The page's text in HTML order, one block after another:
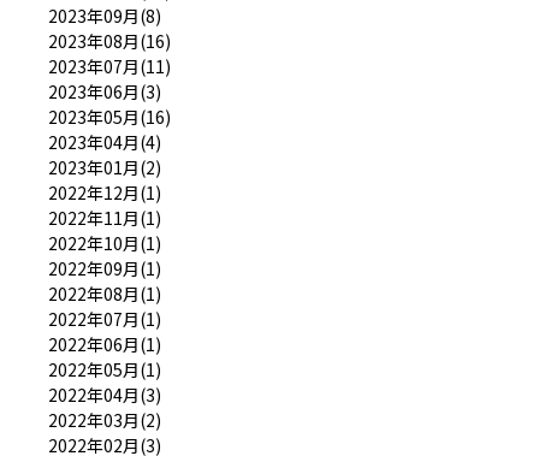
2023年09月(8)
2023年08月(16)
2023年07月(11)
2023年06月(3)
2023年05月(16)
2023年04月(4)
2023年01月(2)
2022年12月(1)
2022年11月(1)
2022年10月(1)
2022年09月(1)
2022年08月(1)
2022年07月(1)
2022年06月(1)
2022年05月(1)
2022年04月(3)
2022年03月(2)
2022年02月(3)